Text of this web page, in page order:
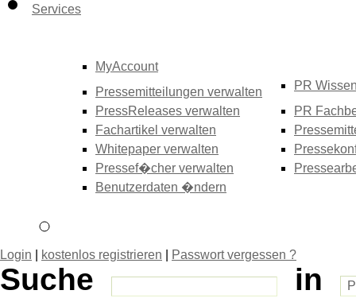
Services
MyAccount
Pressemitteilungen verwalten
PressReleases verwalten
Fachartikel verwalten
Whitepaper verwalten
Pressef�cher verwalten
Benutzerdaten �ndern
PR
PR
Login kostenlos registrieren Passwort vergessen ?
Suche
in